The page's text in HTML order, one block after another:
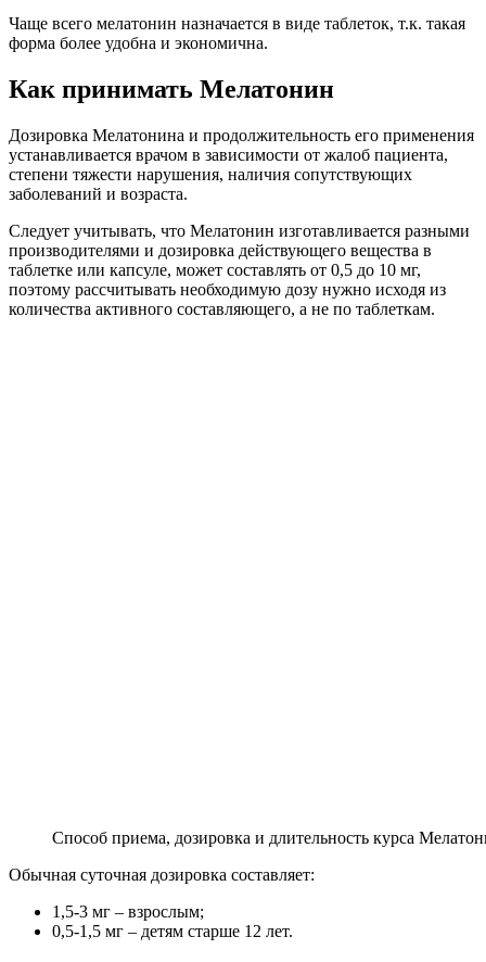
Чаще всего мелатонин назначается в виде таблеток, т.к. такая
форма более удобна и экономична.
Как принимать Мелатонин
Дозировка Мелатонина и продолжительность его применения
устанавливается врачом в зависимости от жалоб пациента,
степени тяжести нарушения, наличия сопутствующих
заболеваний и возраста.
Следует учитывать, что Мелатонин изготавливается разными
производителями и дозировка действующего вещества в
таблетке или капсуле, может составлять от 0,5 до 10 мг,
поэтому рассчитывать необходимую дозу нужно исходя из
количества активного составляющего, а не по таблеткам.
Способ приема, дозировка и длительность курса
Обычная суточная дозировка составляет:
1,5-3 мг – взрослым;
0,5-1,5 мг – детям старше 12 лет.